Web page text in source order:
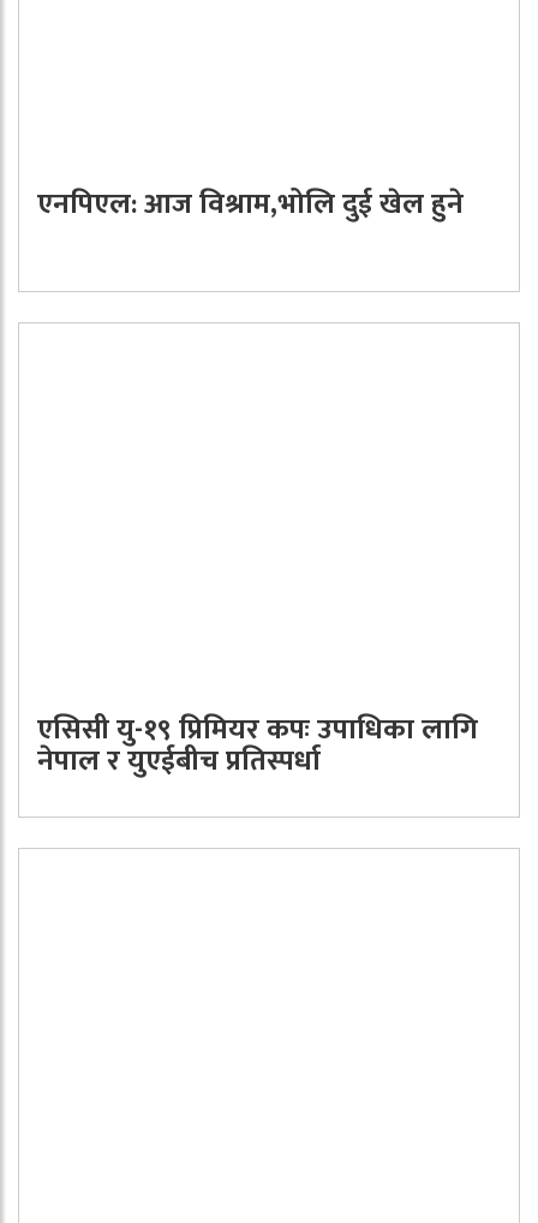
एनपिएल: आज विश्राम,भोलि दुई खेल हुने
एसिसी यु-१९ प्रिमियर कपः उपाधिका लागि
नेपाल र युएईबीच प्रतिस्पर्धा